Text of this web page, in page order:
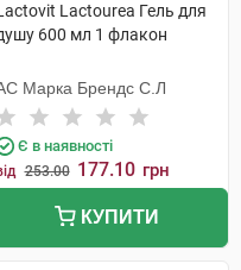
Lactourea Гель для
600 мл 1 флакон
Марка Брендс С.Л
Є в наявності
253.00 177.10 грн
КУПИТИ